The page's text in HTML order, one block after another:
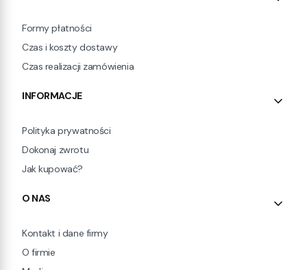
Formy płatności
Czas i koszty dostawy
Czas realizacji zamówienia
INFORMACJE
Polityka prywatności
Dokonaj zwrotu
Jak kupować?
O NAS
Kontakt i dane firmy
O firmie